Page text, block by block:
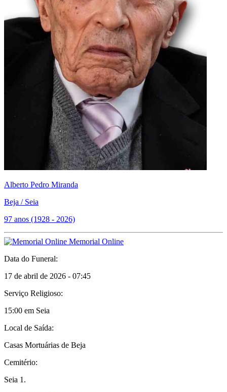
Alberto Pedro Miranda
Beja / Seia
97 anos (1928 - 2026)
Memorial Online
Data do Funeral:
17 de abril de 2026 - 07:45
Serviço Religioso:
15:00 em Seia
Local de Saída:
Casas Mortuárias de Beja
Cemitério:
Seia 1.